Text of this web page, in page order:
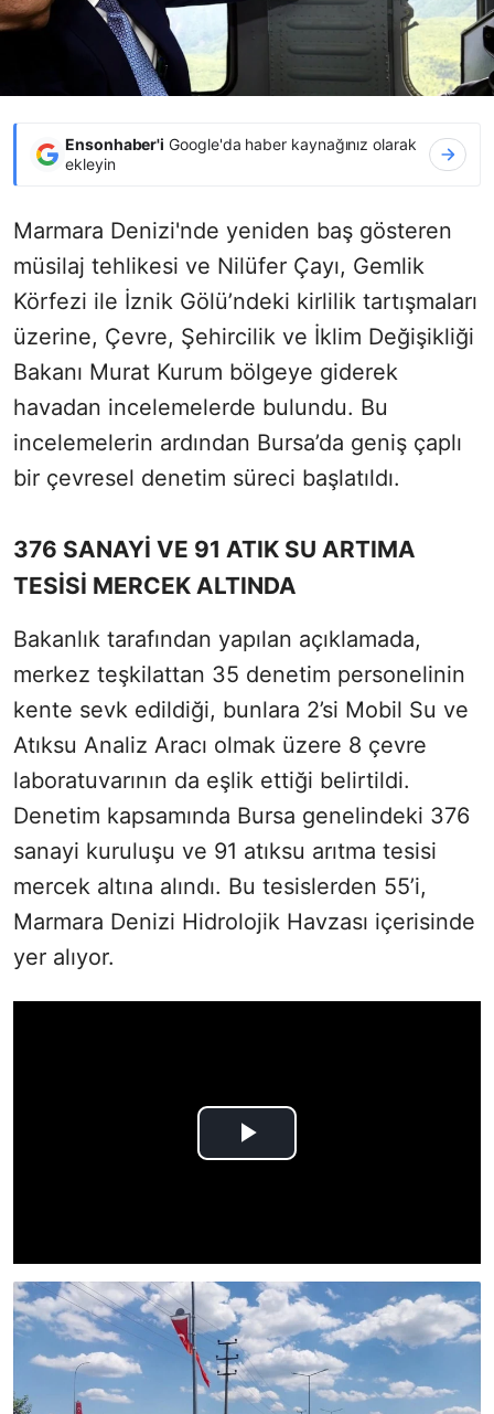
Ensonhaber'i Google'da haber kaynağınız olarak
ekleyin
Marmara Denizi'nde yeniden baş gösteren
müsilaj tehlikesi ve Nilüfer Çayı, Gemlik
Körfezi ile İznik Gölü’ndeki kirlilik tartışmaları
üzerine, Çevre, Şehircilik ve İklim Değişikliği
Bakanı Murat Kurum bölgeye giderek
havadan incelemelerde bulundu. Bu
incelemelerin ardından Bursa’da geniş çaplı
bir çevresel denetim süreci başlatıldı.
376 SANAYİ VE 91 ATIK SU ARTIMA
TESİSİ MERCEK ALTINDA
Bakanlık tarafından yapılan açıklamada,
merkez teşkilattan 35 denetim personelinin
kente sevk edildiği, bunlara 2’si Mobil Su ve
Atıksu Analiz Aracı olmak üzere 8 çevre
laboratuvarının da eşlik ettiği belirtildi.
Denetim kapsamında Bursa genelindeki 376
sanayi kuruluşu ve 91 atıksu arıtma tesisi
mercek altına alındı. Bu tesislerden 55’i,
Marmara Denizi Hidrolojik Havzası içerisinde
yer alıyor.